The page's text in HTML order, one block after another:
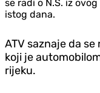
se radi o N.Š. iz
istog dana.
ATV saznaje da
koji je
rijeku.